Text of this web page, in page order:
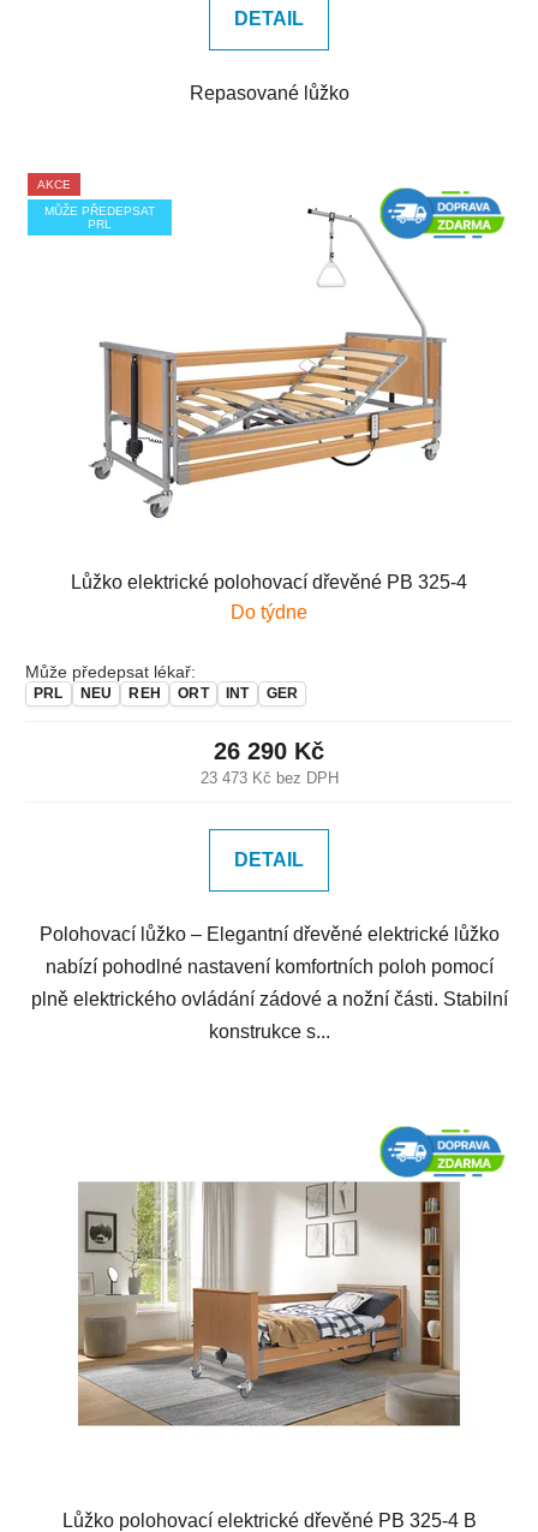
DETAIL
Repasované lůžko
AKCE
MŮŽE PŘEDEPSAT
PRL
Lůžko elektrické polohovací dřevěné PB 325-4
Do týdne
Může předepsat lékař:
PRL NEU REH ORT INT GER
23 473 Kč bez DPH
26 290 Kč
DETAIL
Polohovací lůžko – Elegantní dřevěné elektrické lůžko
nabízí pohodlné nastavení komfortních poloh pomocí
plně elektrického ovládání zádové a nožní části. Stabilní
konstrukce s...
Lůžko polohovací elektrické dřevěné PB 325-4 B